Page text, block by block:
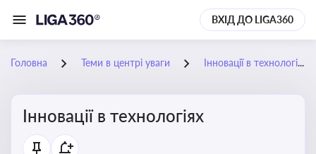
ВХІД ДО LIGA360
Головна Теми в центрі уваги Інновації в технологіях
Інновації в технологіях